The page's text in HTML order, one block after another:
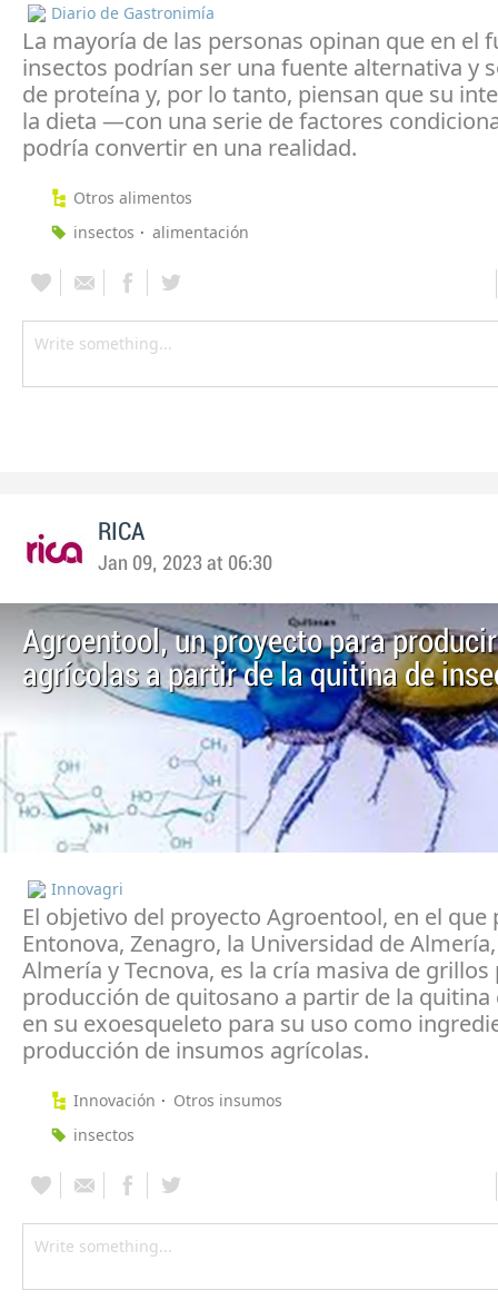
Diario de Gastronimía
La mayoría de las personas opinan que en el
insectos podrían ser una fuente alternativa y
de proteína y, por lo tanto, piensan que su
la dieta —con una serie de factores
podría convertir en una realidad.
Otros alimentos
insectos
alimentación
RICA
Jan 09, 2023 at 06:30
Agroentool, un proyecto para
agrícolas a partir de la quitina de
Innovagri
El objetivo del proyecto Agroentool, en el que
Entonova, Zenagro, la Universidad de
Almería y Tecnova, es la cría masiva de grillos
producción de quitosano a partir de la quitina
en su exoesqueleto para su uso como
producción de insumos agrícolas.
Innovación
Otros insumos
insectos